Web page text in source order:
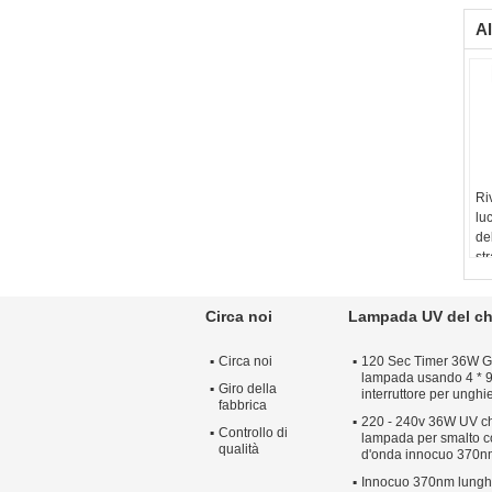
Circa noi
Circa noi
Giro della
fabbrica
Controllo di
qualità
Lampada UV del
120 Sec Timer 36W
lampada usando 4 *
interruttore per unghie
220 - 240v 36W UV
lampada per smalto
d'onda innocuo
Innocuo 370nm